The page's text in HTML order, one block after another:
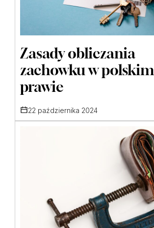
Zasady obliczania
zachowku w polskim
prawie
22 października 2024